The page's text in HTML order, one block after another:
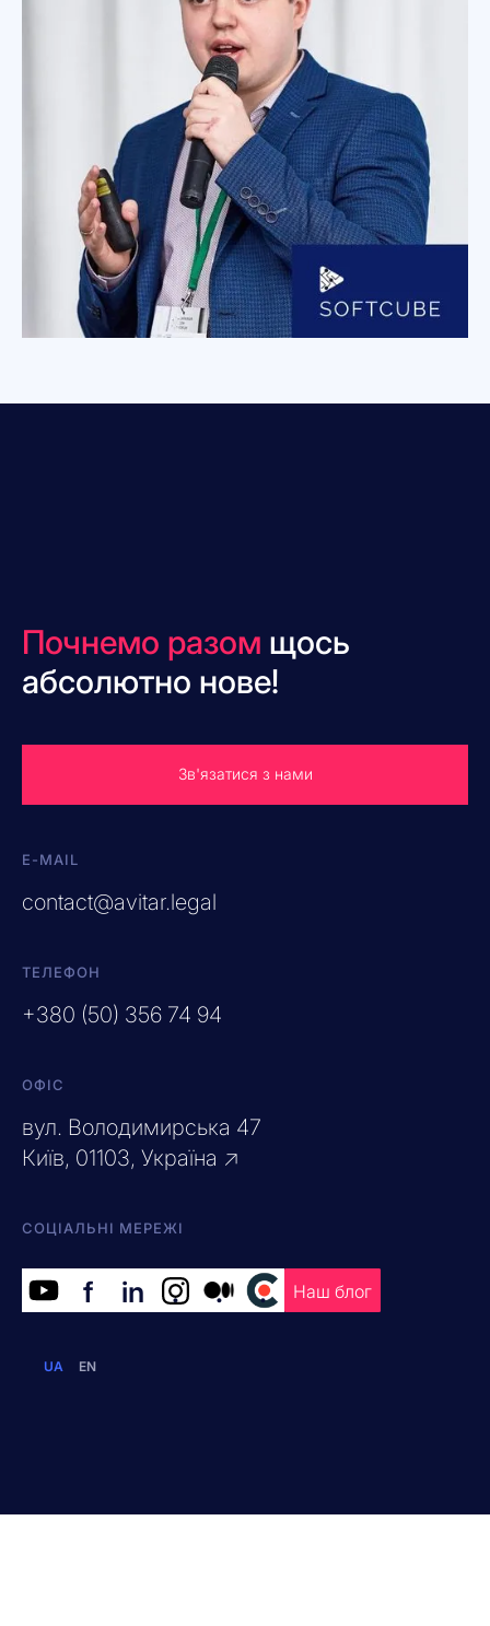
Почнемо разом щось
абсолютно нове!
Зв'язатися з нами
E-MAIL
contact@avitar.legal
ТЕЛЕФОН
+380 (50) 356 74 94
ОФІС
вул. Володимирська 47
Київ, 01103, Україна ↗
СОЦІАЛЬНІ МЕРЕЖІ
f in . . . Наш блог
UA EN